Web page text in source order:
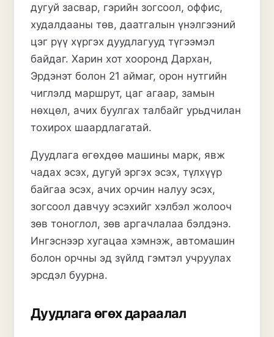
дугуй засвар, гэрийн зогсоол, оффис,
худалдааны төв, даатгалын үнэлгээний
цэг рүү хүргэх дуудлагууд түгээмэл
байдаг. Харин хот хооронд Дархан,
Эрдэнэт болон 21 аймаг, орон нутгийн
чиглэлд маршрут, цаг агаар, замын
нөхцөл, ачих буулгах талбайг урьдчилан
тохирох шаардлагатай.
Дуудлага өгөхдөө машины марк, явж
чадах эсэх, дугуй эргэх эсэх, түлхүүр
байгаа эсэх, ачих орчин налуу эсэх,
зогсоол давчуу эсэхийг хэлбэл жолооч
зөв тоноглол, зөв аргачлалаа бэлдэнэ.
Ингэснээр хугацаа хэмнэж, автомашин
болон орчны эд зүйлд гэмтэл учруулах
эрсдэл буурна.
Дуудлага өгөх дараалал